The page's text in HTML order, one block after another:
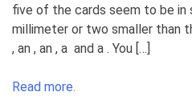
five of the cards seem to be in
millimeter or two smaller than
, an , an , a and a . You […]
Read more.